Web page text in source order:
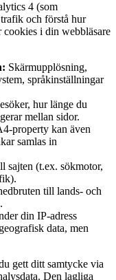
4 (som
och förstå hur
cookies i din webbläsare
Skärmupplösning,
språkinställningar
hur länge du
mellan sidor.
property kan även
samlas in
sajten (t.ex. sökmotor,
till lands- och
din IP-adress
data, men
gett ditt samtycke via
Den lagliga